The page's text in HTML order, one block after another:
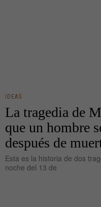
IDEAS
La tragedia de
que un hombre
después de
Esta es la historia de dos
noche del 13 de